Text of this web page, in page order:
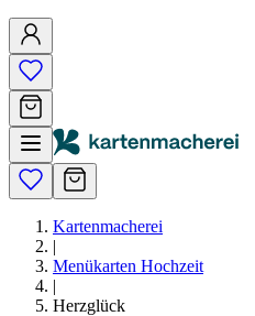
Kartenmacherei
|
Menükarten Hochzeit
|
Herzglück